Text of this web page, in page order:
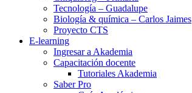
Tecnología – Guadalupe
Biología & química – Carlos Jaimes
Proyecto CTS
E-learning
Ingresar a Akademia
Capacitación docente
Tutoriales Akademia
Saber Pro